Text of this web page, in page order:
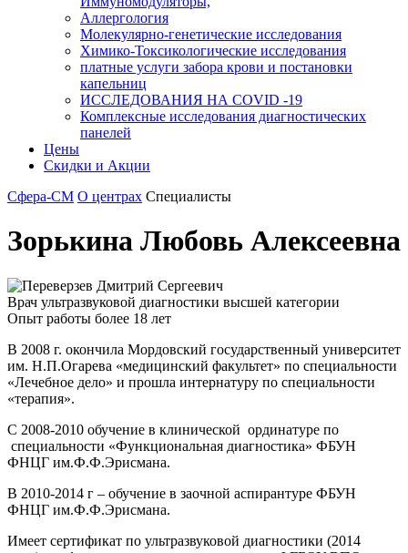
Аллергология
Молекулярно-генетические исследования
Химико-Токсикологические исследования
платные услуги забора крови и постановки
капельниц
ИССЛЕДОВАНИЯ НА COVID -19
Комплексные исследования диагностических
панелей
Цены
Скидки и Акции
Сфера-СМ О центрах Специалисты
Зорькина Любовь Алексеевна
Врач ультразвуковой диагностики высшей категории
Опыт работы более 18 лет
В 2008 г. окончила Мордовский государственный университет
им. Н.П.Огарева «медицинский факультет» по специальности
«Лечебное дело» и прошла интернатуру по специальности
«терапия».
С 2008-2010 обучение в клинической ординатуре по
специальности «Функциональная диагностика» ФБУН
ФНЦГ им.Ф.Ф.Эрисмана.
В 2010-2014 г – обучение в заочной аспирантуре ФБУН
ФНЦГ им.Ф.Ф.Эрисмана.
Имеет сертификат по ультразвуковой диагностики (2014